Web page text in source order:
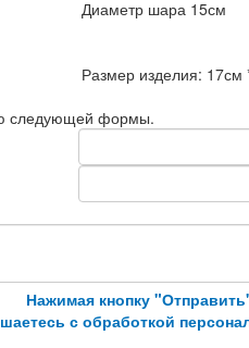
Диаметр шара 15см
Размер изделия: 17см
следующей формы.
Нажимая кнопку
с обработкой